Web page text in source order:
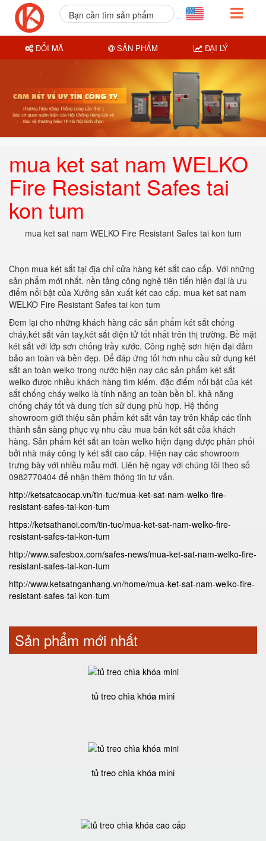
mua ket sat nam WELKO
Fire Resistant Safes tai
kon tum
mua ket sat nam WELKO Fire Resistant Safes tai kon tum
Chọn mua két sắt tại địa chỉ cửa hàng két sắt cao cấp. Với những
sản phẩm mới nhất. nền tảng công nghệ tiên tiến hiện đại là ưu
điểm nổi bật của Xưởng sản xuất két cao cấp. mua ket sat nam
WELKO Fire Resistant Safes tai kon tum
Đem lại cho những khách hàng các sản phẩm két sắt chống
cháy,két sắt vân tay,két sắt điện tử tốt nhất trên thị trường. Bề mặt
két sắt với lớp sơn chống trầy xước. Công nghệ sơn hiện đại đảm
bảo an toàn và bền đẹp. Để đáp ứng tốt hơn nhu cầu sử dụng két
sắt an toàn welko trong nước hiện nay các sản phẩm két sắt
welko được nhiều khách hàng tìm kiếm. đặc điểm nổi bật của két
sắt chống cháy welko là tính năng an toàn bền bỉ. khả năng
chống cháy tốt và dung tích sử dụng phù hợp. Hệ thống
showroom giới thiệu sản phẩm két sắt vân tay trên khắp các tỉnh
thành sẵn sàng phục vụ nhu cầu mua bán két sắt của khách
hàng. Sản phẩm két sắt an toàn welko hiện đạng được phân phối
bởi nhà máy công ty két sắt cao cấp. Hiện nay các showroom
trưng bày với nhiều mẫu mới. Liên hệ ngay với chúng tôi theo số
0982770404 để nhận thêm thông tin tư vấn.
http://ketsatcaocap.vn/tin-tuc/mua-ket-sat-nam-welko-fire-
resistant-safes-tai-kon-tum
https://ketsathanoi.com/tin-tuc/mua-ket-sat-nam-welko-fire-
resistant-safes-tai-kon-tum
http://www.safesbox.com/safes-news/mua-ket-sat-nam-welko-fire-
resistant-safes-tai-kon-tum
http://www.ketsatnganhang.vn/home/mua-ket-sat-nam-welko-fire-
resistant-safes-tai-kon-tum
Sản phẩm mới nhất
tủ treo chìa khóa mini
tủ treo chìa khóa mini
Bạn cần tìm sản phẩm
ĐỔI MÃ SẢN PHẨM ĐẠI LÝ